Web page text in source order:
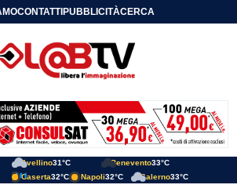
CONTATTIPUBBLICITÀCERCA
Avellino31°C Benevento33°C
Caserta32°C Napoli32°C Salerno33°C